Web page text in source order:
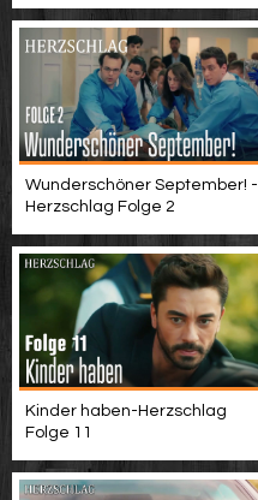
Wunderschöner September! -
Herzschlag Folge 2
Kinder haben-Herzschlag
Folge 11